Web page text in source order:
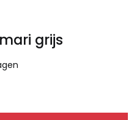
grijs